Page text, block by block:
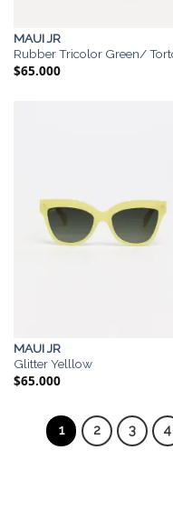
MAUI JR
Rubber Tricolor Green/
$65.000
MAUI JR
Glitter Yelllow
$65.000
1 2 3 4